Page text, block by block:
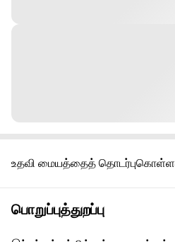
உதவி மையத்தைத்
பொறுப்புத்துறப்பு